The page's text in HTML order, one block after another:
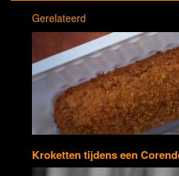
Gerelateerd
Kroketten tijdens een